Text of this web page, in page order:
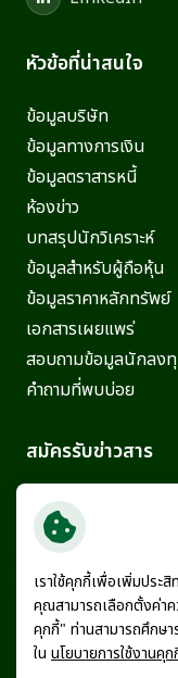
หัวข้อที่น่าสนใจ
ข้อมูลบริษัท
ข้อมูลทางการเงิน
ข้อมูลตราสารหนี้
ห้องข่าว
บทสรุปนักวิเคราะห์
ข้อมูลสำหรับผู้ถือหุ้น
ข้อมูลราคาหลักทรัพย์
เอกสารเผยแพร่
สอบถามข้อมูลนักลง
คำถามที่พบบ่อย
สมัครรับข่าวสาร
ติดตามข่าวสารความเ
สมัครรับข่าวสาร
เราใช้คุกกี้เพื่อเพิ่มประ
คุณสามารถเลือกตั้งค่า
คุกกี้" ท่านสามารถศึกษา
ใน นโยบายการใช้งานคุก